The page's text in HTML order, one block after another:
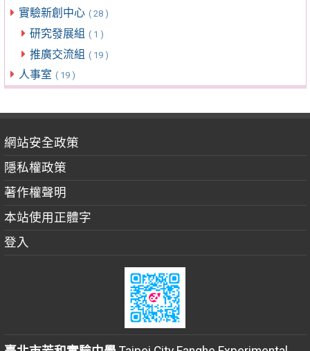
實驗新創中心 ( 28 )
研究發展組 ( 1 )
推廣交流組 ( 19 )
人事室 ( 19 )
網站安全政策
隱私權政策
著作權聲明
本站使用正體字
登入